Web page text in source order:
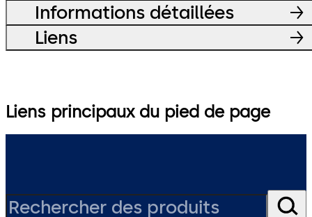
Informations détaillées
Liens
Liens principaux du pied de page